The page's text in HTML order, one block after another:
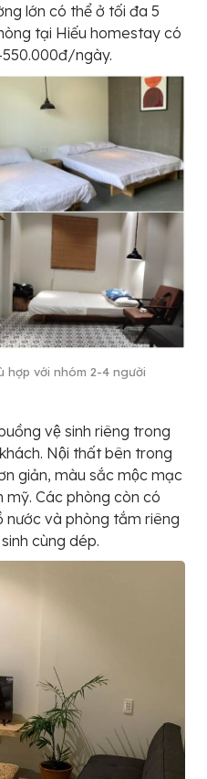
lớn có thể ở tối đa 5
tại Hiếu homestay có
ngày.
hợp với nhóm 2-4 người
vệ sinh riêng trong
Nội thất bên trong
giản, màu sắc mộc mạc
mỹ. Các phòng còn có
nước và phòng tắm riêng
cùng dép.